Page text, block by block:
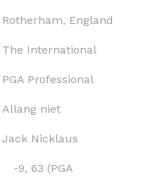
Rotherham, England
The International
PGA Professional
Allang niet
Jack Nicklaus
-9, 63 (PGA